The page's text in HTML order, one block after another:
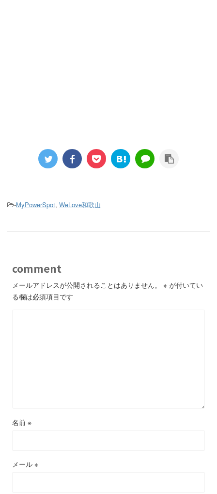
-MyPowerSpot, WeLove和歌山
comment
メールアドレスが公開されることはありません。 ※ が付いてい
る欄は必須項目です
名前 ※
メール ※